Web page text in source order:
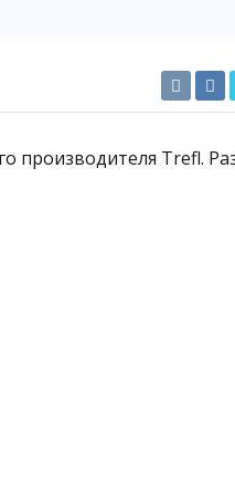
производителя Trefl.